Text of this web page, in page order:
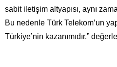
sabit iletişim altyapısı, aynı
Bu nedenle Türk Telekom’un
Türkiye’nin kazanımıdır.”